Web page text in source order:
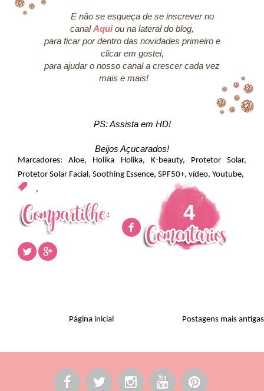
E não se esqueça de se inscrever no
canalAquiou na lateral do blog,
para ficar por dentro das novidades primeiro e
clicar em gostei,
para ajudar o nosso canal a crescer cada vez
mais e mais!
PS: Assista em HD!
Beijos Açucarados!
Marcadores:Aloe, Holika Holika, K-beauty, Protetor Solar,
Protetor Solar Facial , Soothing Essence, SPF50+, vídeo, Youtube,
,
4
Postagens mais antigas
Página inicial